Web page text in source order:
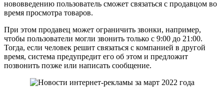
нововведению пользователь сможет связаться с продавцом во
время просмотра товаров.
При этом продавец может ограничить звонки, например,
чтобы пользователи могли звонить только с 9:00 до 21:00.
Тогда, если человек решит связаться с компанией в другой
время, система предупредит его об этом и предложит
позвонить позже или написать сообщение.